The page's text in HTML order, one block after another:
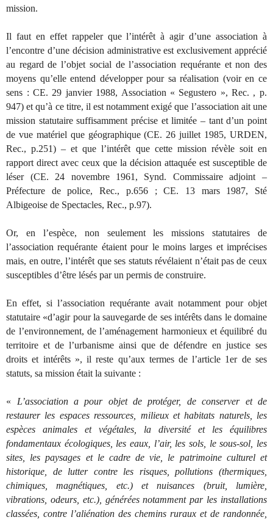
mission.
Il faut en effet rappeler que l’intérêt à agir d’une association à
l’encontre d’une décision administrative est exclusivement apprécié
au regard de l’objet social de l’association requérante et non des
moyens qu’elle entend développer pour sa réalisation (voir en ce
sens : CE. 29 janvier 1988, Association « Segustero », Rec. , p.
947) et qu’à ce titre, il est notamment exigé que l’association ait une
mission statutaire suffisamment précise et limitée – tant d’un point
de vue matériel que géographique (CE. 26 juillet 1985, URDEN,
Rec., p.251) – et que l’intérêt que cette mission révèle soit en
rapport direct avec ceux que la décision attaquée est susceptible de
léser (CE. 24 novembre 1961, Synd. Commissaire adjoint –
Préfecture de police, Rec., p.656 ; CE. 13 mars 1987, Sté
Albigeoise de Spectacles, Rec., p.97).
Or, en l’espèce, non seulement les missions statutaires de
l’association requérante étaient pour le moins larges et imprécises
mais, en outre, l’intérêt que ses statuts révélaient n’était pas de ceux
susceptibles d’être lésés par un permis de construire.
En effet, si l’association requérante avait notamment pour objet
statutaire «d’agir pour la sauvegarde de ses intérêts dans le domaine
de l’environnement, de l’aménagement harmonieux et équilibré du
territoire et de l’urbanisme ainsi que de défendre en justice ses
droits et intérêts », il reste qu’aux termes de l’article 1er de ses
statuts, sa mission était la suivante :
« L’association a pour objet de protéger, de conserver et de
restaurer les espaces ressources, milieux et habitats naturels, les
espèces animales et végétales, la diversité et les équilibres
fondamentaux écologiques, les eaux, l’air, les sols, le sous-sol, les
sites, les paysages et le cadre de vie, le patrimoine culturel et
historique, de lutter contre les risques, pollutions (thermiques,
chimiques, magnétiques, etc.) et nuisances (bruit, lumière,
vibrations, odeurs, etc.), générées notamment par les installations
classées, contre l’aliénation des chemins ruraux et de randonnée,